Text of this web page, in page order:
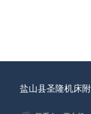
盐山县圣隆机床